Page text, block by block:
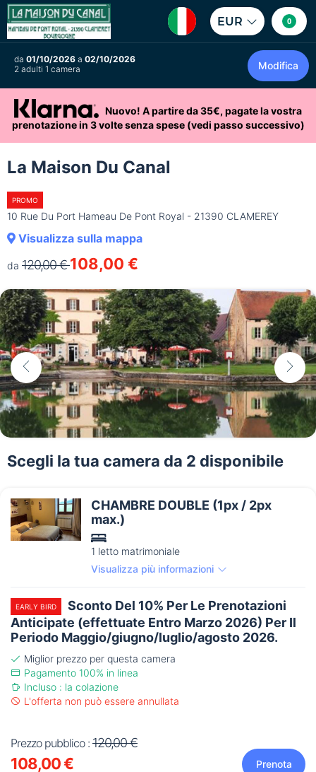
EUR 0
da 01/10/2026 a 02/10/2026
2 adulti 1 camera
Modifica
Nuovo! A partire da 35€, pagate la vostra
prenotazione in 3 volte senza spese (vedi passo successivo)
La Maison Du Canal
PROMO
10 Rue Du Port Hameau De Pont Royal - 21390 CLAMEREY
Visualizza sulla mappa
da 120,00 €108,00 €
Scegli la tua camera da 2 disponibile
CHAMBRE DOUBLE (1px / 2px
max.)
1 letto matrimoniale
Visualizza più informazioni
EARLY BIRD
Sconto Del 10% Per Le Prenotazioni
Anticipate (effettuate Entro Marzo 2026) Per Il
Periodo Maggio/giugno/luglio/agosto 2026.
Miglior prezzo per questa camera
Pagamento 100% in linea
Incluso : la colazione
L'offerta non può essere annullata
Prezzo pubblico : 120,00 €
108,00 € Prenota